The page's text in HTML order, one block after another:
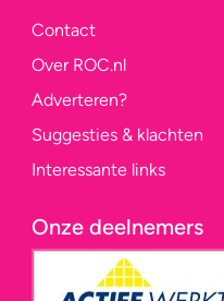
Contact
Over ROC.nl
Adverteren?
Suggesties & klachten
Interessante links
Onze deelnemers